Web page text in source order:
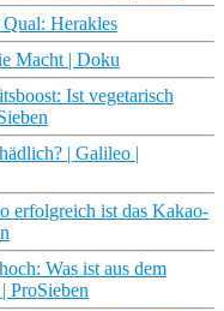
Herakles
Macht | Doku
Ist vegetarisch
| Galileo |
erfolgreich ist das Kakao-
Was ist aus dem
ProSieben